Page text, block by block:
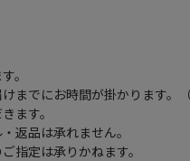
。
までにお時間が掛かります。
ます。
返品は承れません。
指定は承りかねます。